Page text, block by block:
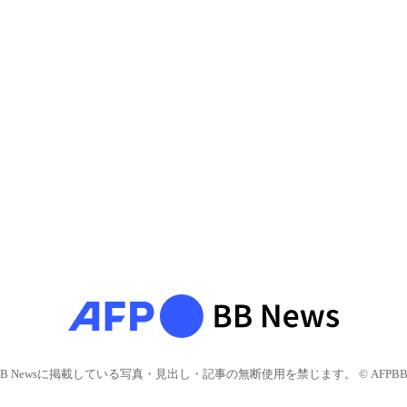
Newsに掲載している写真・見出し・記事の無断使用を禁じます。 © AFPBB